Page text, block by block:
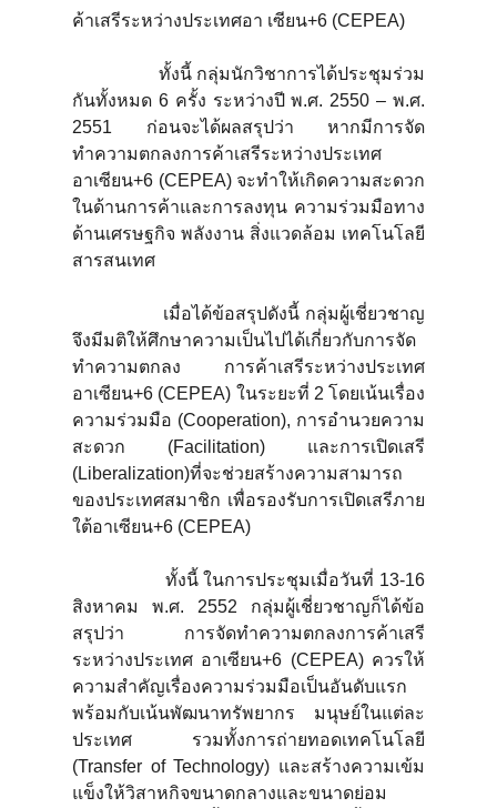
ค้าเสรีระหว่างประเทศอา เซียน+6 (CEPEA)
ทั้งนี้ กลุ่มนักวิชาการได้ประชุมร่วม
กันทั้งหมด 6 ครั้ง ระหว่างปี พ.ศ. 2550 – พ.ศ.
2551 ก่อนจะได้ผลสรุปว่า หากมีการจัด
ทำความตกลงการค้าเสรีระหว่างประเทศ
อาเซียน+6 (CEPEA) จะทำให้เกิดความสะดวก
ในด้านการค้าและการลงทุน ความร่วมมือทาง
ด้านเศรษฐกิจ พลังงาน สิ่งแวดล้อม เทคโนโลยี
สารสนเทศ
เมื่อได้ข้อสรุปดังนี้ กลุ่มผู้เชี่ยวชาญ
จึงมีมติให้ศึกษาความเป็นไปได้เกี่ยวกับการจัด
ทำความตกลง การค้าเสรีระหว่างประเทศ
อาเซียน+6 (CEPEA) ในระยะที่ 2 โดยเน้นเรื่อง
ความร่วมมือ (Cooperation), การอำนวยความ
สะดวก (Facilitation) และการเปิดเสรี
(Liberalization)ที่จะช่วยสร้างความสามารถ
ของประเทศสมาชิก เพื่อรองรับการเปิดเสรีภาย
ใต้อาเซียน+6 (CEPEA)
ทั้งนี้ ในการประชุมเมื่อวันที่ 13-16
สิงหาคม พ.ศ. 2552 กลุ่มผู้เชี่ยวชาญก็ได้ข้อ
สรุปว่า การจัดทำความตกลงการค้าเสรี
ระหว่างประเทศ อาเซียน+6 (CEPEA) ควรให้
ความสำคัญเรื่องความร่วมมือเป็นอันดับแรก
พร้อมกับเน้นพัฒนาทรัพยากร มนุษย์ในแต่ละ
ประเทศ รวมทั้งการถ่ายทอดเทคโนโลยี
(Transfer of Technology) และสร้างความเข้ม
แข็งให้วิสาหกิจขนาดกลางและขนาดย่อม